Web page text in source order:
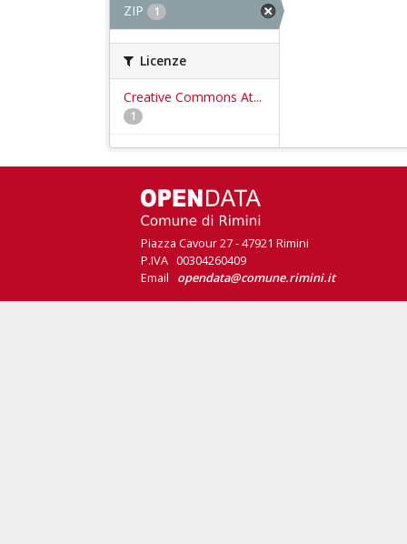
ZIP 1
Licenze
Creative Commons At...
1
Piazza Cavour 27 - 47921 Rimini
P.IVA 00304260409
Email opendata@comune.rimini.it